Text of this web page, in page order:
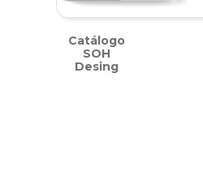
Catálogo
SOH
Desing